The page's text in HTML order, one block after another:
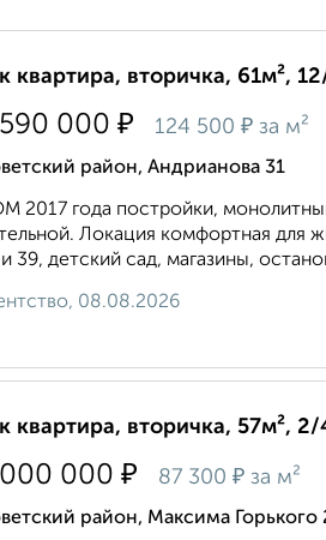
квартира, вторичка, 61м²,
000 ₽ 124 500 ₽ за м²
район, Андрианова 31
2017 года постройки,
Локация комфортная для
39, детский сад, магазины,
08.08.2026
квартира, вторичка, 57м²,
000 ₽ 87 300 ₽ за м²
район, Максима Горького